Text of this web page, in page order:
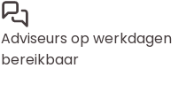
Adviseurs op werkdagen
bereikbaar